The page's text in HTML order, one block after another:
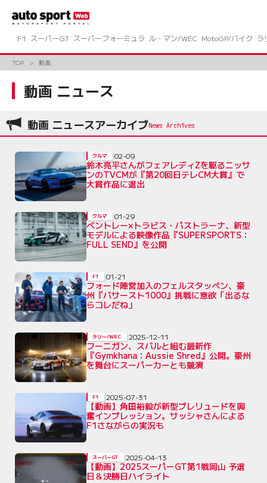
ツ
ス
F1 スーパーGT スーパーフォーミュラ ル・マン/WEC MotoGP/バイク ラ
TOP 動画
動画 ニュース
動画 ニュースアーカイブ
鈴木亮平さんがフェアレディZを駆るニッサ
ンのTVCMが『第20回日テレCM大賞』で
大賞作品に選出
クルマ 02-09
ベントレー×トラビス・パストラーナ、新型
モデルによる映像作品『SUPERSPORTS：
FULL SEND』を公開
クルマ 01-29
フォード陣営加入のフェルスタッペン、豪
州『バサースト1000』挑戦に意欲「出るな
らコレだね」
F1 01-21
フーニガン、スバルと組む最新作
『Gymkhana：Aussie Shred』公開。豪州
を舞台にスーパーカーとも競演
ラリー/WRC 2025-12-11
【動画】角田裕毅が新型プレリュードを興
奮インプレッション。サッシャさんによる
F1さながらの実況も
F1 2025-07-31
【動画】2025スーパーGT第1戦岡山 予選
日＆決勝日ハイライト
スーパーGT 2025-04-13